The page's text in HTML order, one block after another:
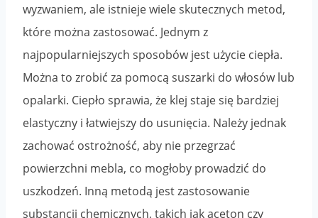
wyzwaniem, ale istnieje wiele skutecznych metod,
które można zastosować. Jednym z
najpopularniejszych sposobów jest użycie ciepła.
Można to zrobić za pomocą suszarki do włosów lub
opalarki. Ciepło sprawia, że klej staje się bardziej
elastyczny i łatwiejszy do usunięcia. Należy jednak
zachować ostrożność, aby nie przegrzać
powierzchni mebla, co mogłoby prowadzić do
uszkodzeń. Inną metodą jest zastosowanie
substancji chemicznych, takich jak aceton czy